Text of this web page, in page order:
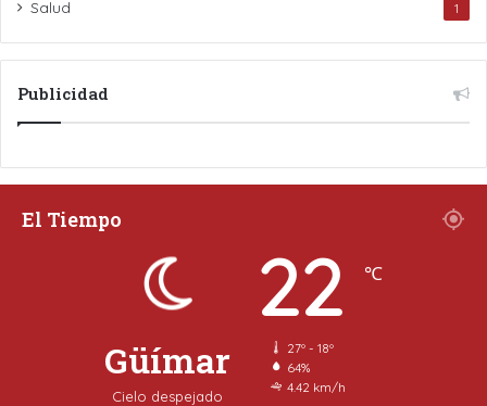
Salud 1
Publicidad
El Tiempo
Güímar
Cielo despejado
22 ℃
27º - 18º
64%
4.42 km/h